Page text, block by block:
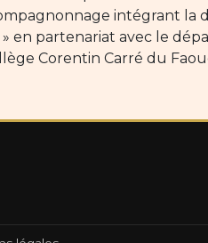
intégrant la
en partenariat avec le
Corentin Carré du